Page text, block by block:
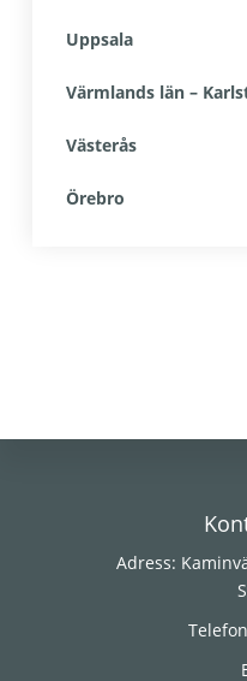
Uppsala
Värmlands län –
Västerås
Örebro
Adress: